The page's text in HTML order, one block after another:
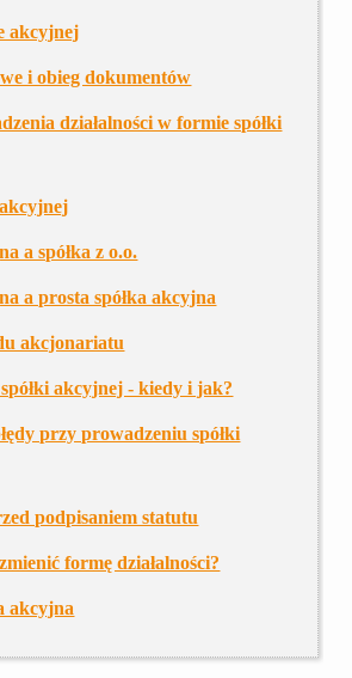
akcyjnej
i obieg dokumentów
działalności w formie spółki
a spółka z o.o.
a prosta spółka akcyjna
akcjonariatu
akcyjnej - kiedy i jak?
przy prowadzeniu spółki
podpisaniem statutu
formę działalności?
akcyjna